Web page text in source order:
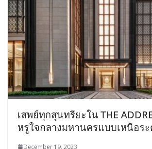
เสพย์ทุกสุนทรียะใน THE
หรูใจกลางมหานครแบบเหนือร
December 19, 2023